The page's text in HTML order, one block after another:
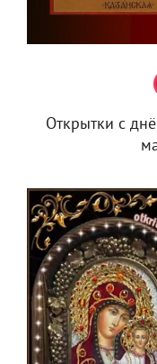
Открытки с